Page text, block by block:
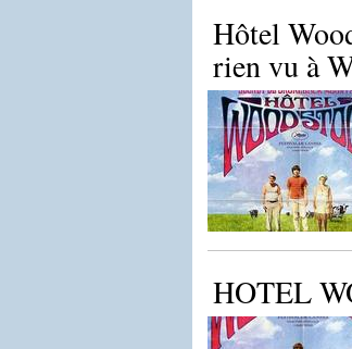
Hôtel
rien vu à
HOTEL